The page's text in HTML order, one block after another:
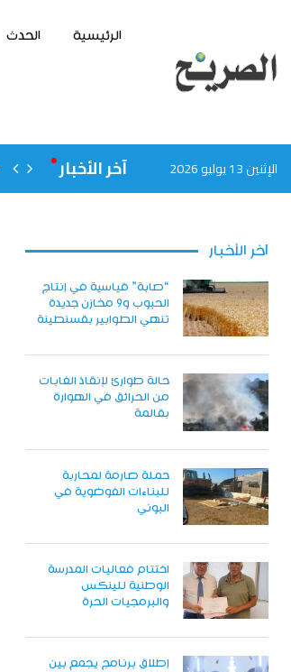
الرئيسية الحدث
الإثنين 13 يوليو 2026 آخر الأخبار
آخر الأخبار
“صابة” قياسية في إنتاج
الحبوب و9 مخازن جديدة
تنهي الطوابير بقسنطينة
حالة طوارئ لإنقاذ الغابات
من الحرائق في الهوارة
بقالمة
حملة صارمة لمحاربة
للبناءات الفوضوية في
البوني
اختتام فعاليات المدرسة
الوطنية للينكس
والبرمجيات الحرة
إطلاق برنامج يجمع بين